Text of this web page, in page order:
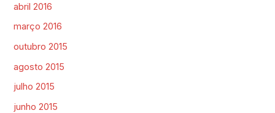
abril 2016
março 2016
outubro 2015
agosto 2015
julho 2015
junho 2015